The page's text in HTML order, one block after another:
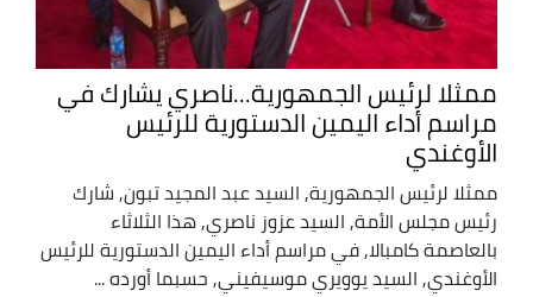
ممثلا لرئيس الجمهورية...ناصري يشارك في
مراسم أداء اليمين الدستورية للرئيس
الأوغندي
ممثلا لرئيس الجمهورية, السيد عبد المجيد تبون, شارك
رئيس مجلس الأمة, السيد عزوز ناصري, هذا الثلاثاء
بالعاصمة كامبالا, في مراسم أداء اليمين الدستورية للرئيس
الأوغندي, السيد يوويري موسيفيني, حسبما أورده ...